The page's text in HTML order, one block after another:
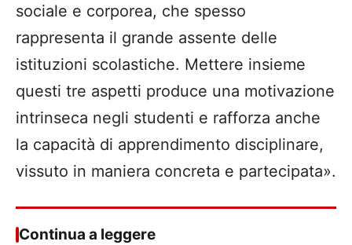
sociale e corporea, che spesso
rappresenta il grande assente delle
istituzioni scolastiche. Mettere insieme
questi tre aspetti produce una motivazione
intrinseca negli studenti e rafforza anche
la capacità di apprendimento disciplinare,
vissuto in maniera concreta e partecipata».
Continua a leggere